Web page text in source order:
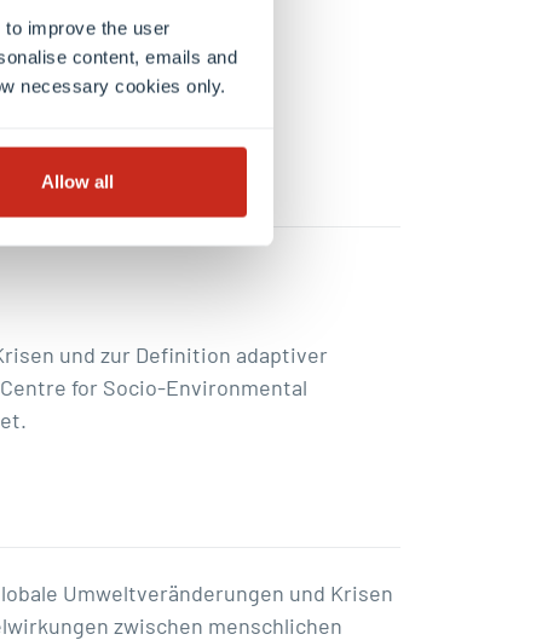
improve the user
content, emails and
necessary cookies only.
Allow all
in alle
und zur Definition adaptiver
for Socio-Environmental
Umweltveränderungen und Krisen
zwischen menschlichen